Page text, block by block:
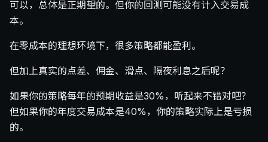
可以，总体是正期望的。但你的回测可能没有计入交易成
本。
在零成本的理想环境下，很多策略都能盈利。
但加上真实的点差、佣金、滑点、隔夜利息之后呢？
如果你的策略每年的预期收益是30%，听起来不错对吧？
但如果你的年度交易成本是40%，你的策略实际上是亏损
的。